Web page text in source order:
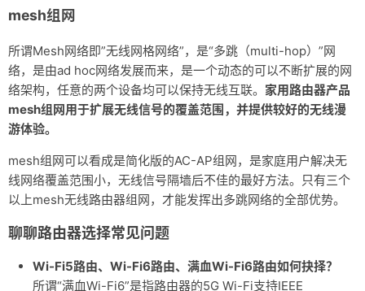
mesh组网
所谓Mesh网络即”无线网格网络”，是“多跳（multi-hop）”网
络，是由ad hoc网络发展而来，是一个动态的可以不断扩展的网
络架构，任意的两个设备均可以保持无线互联。 家用路由器产品
mesh组网用于扩展无线信号的覆盖范围，并提供较好的无线漫
游体验。
mesh组网可以看成是简化版的AC-AP组网，是家庭用户解决无
线网络覆盖范围小，无线信号隔墙后不佳的最好方法。只有三个
以上mesh无线路由器组网，才能发挥出多跳网络的全部优势。
聊聊路由器选择常见问题
Wi-Fi5路由、Wi-Fi6路由、满血Wi-Fi6路由如何抉择？
所谓“满血Wi-Fi6”是指路由器的5G Wi-Fi支持IEEE